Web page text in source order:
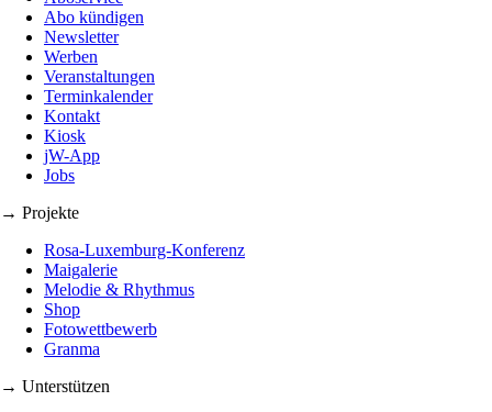
Abo kündigen
Newsletter
Werben
Veranstaltungen
Terminkalender
Kontakt
Kiosk
jW-App
Jobs
→ Projekte
Rosa-Luxemburg-Konferenz
Maigalerie
Melodie & Rhythmus
Shop
Fotowettbewerb
Granma
→ Unterstützen